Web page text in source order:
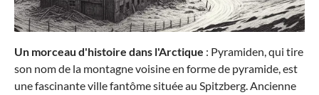
179,95 €* 90,98 €*
-42%
Un morceau d'histoire dans l'Arctique : Pyramiden, qui tire
son nom de la montagne voisine en forme de pyramide, est
une fascinante ville fantôme située au Spitzberg. Ancienne